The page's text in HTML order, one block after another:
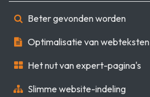
Beter gevonden worden
Optimalisatie van webteksten
Het nut van expert-pagina's
Slimme website-indeling